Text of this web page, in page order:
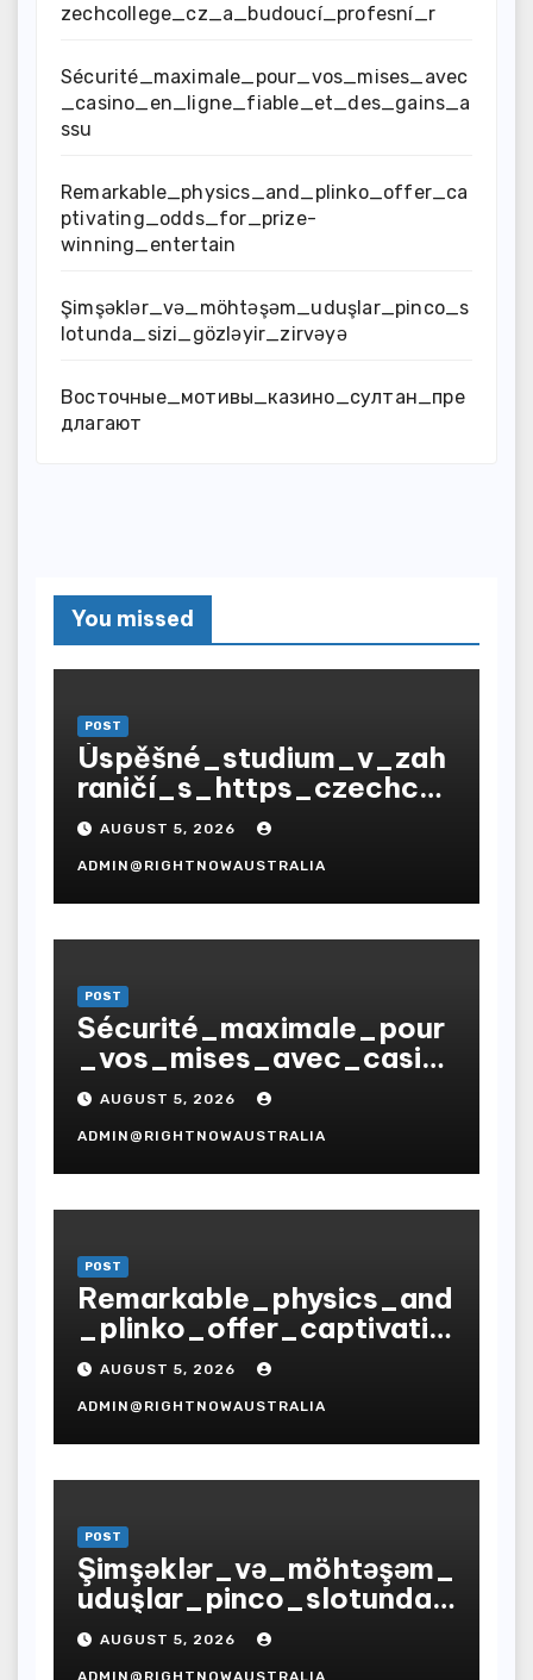
zechcollege_cz_a_budoucí_profesní_r
Sécurité_maximale_pour_vos_mises_avec
_casino_en_ligne_fiable_et_des_gains_a
ssu
Remarkable_physics_and_plinko_offer_ca
ptivating_odds_for_prize-
winning_entertain
Şimşəklər_və_möhtəşəm_uduşlar_pinco_s
lotunda_sizi_gözləyir_zirvəyə
Восточные_мотивы_казино_султан_пре
длагают
You missed
POST
Úspěšné_studium_v_zah
raničí_s_https_czechcoll
ege_cz_a_budoucí_prof
esní_r
AUGUST 5, 2026
ADMIN@RIGHTNOWAUSTRALIA
POST
Sécurité_maximale_pour
_vos_mises_avec_casin
o_en_ligne_fiable_et_d
es_gains_assu
AUGUST 5, 2026
ADMIN@RIGHTNOWAUSTRALIA
POST
Remarkable_physics_and
_plinko_offer_captivatin
g_odds_for_prize-
winning_entertain
AUGUST 5, 2026
ADMIN@RIGHTNOWAUSTRALIA
POST
Şimşəklər_və_möhtəşəm_
uduşlar_pinco_slotunda_
sizi_gözləyir_zirvəyə
AUGUST 5, 2026